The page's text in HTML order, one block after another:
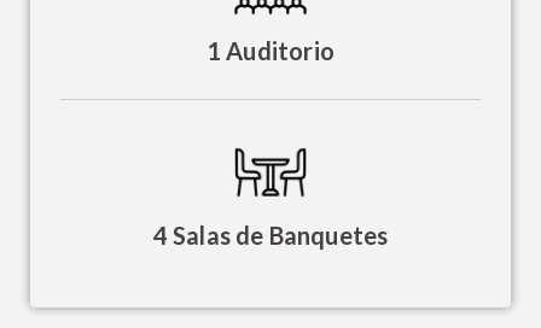
1 Auditorio
4 Salas de Banquetes